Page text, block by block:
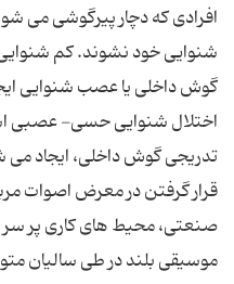
افرادی كه دچار پیرگوشی
شنوایی خود نشوند. كم
گوش داخلی یا عصب شنوایی
اختلال شنوایی حسی- عصبی
تدریجی گوش داخلی، ایجاد می
قرار گرفتن در معرض اصوات
صنعتی، محیط های كاری پر سر
موسیقی بلند در طی سالیان